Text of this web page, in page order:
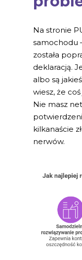
Na stronie
samochodu
została
deklaracją.
albo są
wiesz, że
Nie masz
kilkanaście
nerwów.